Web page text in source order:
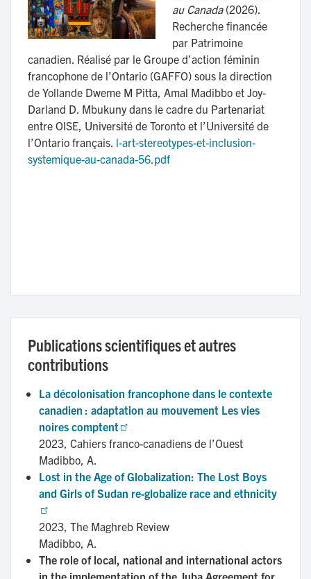
au Canada (2026).
Recherche financée
par Patrimoine
canadien. Réalisé par le Groupe d’action féminin
francophone de l’Ontario (GAFFO) sous la direction
de Yollande Dweme M Pitta, Amal Madibbo et Joy-
Darland D. Mbukuny dans le cadre du Partenariat
entre OISE, Université de Toronto et l’Université de
l’Ontario français. l-art-stereotypes-et-inclusion-
systemique-au-canada-56.pdf
Publications scientifiques et autres
contributions
La décolonisation francophone dans le contexte
canadien : adaptation au mouvement Les vies
noires comptent
2023, Cahiers franco-canadiens de l’Ouest
Madibbo, A.
Lost in the Age of Globalization: The Lost Boys
and Girls of Sudan re-globalize race and ethnicity
2023, The Maghreb Review
Madibbo, A.
The role of local, national and international actors
in the implementation of the Juba Agreement for